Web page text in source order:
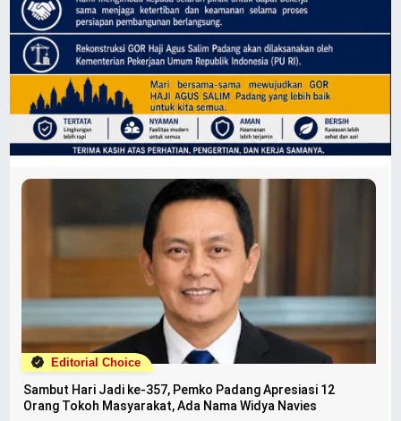
Editorial Choice
Sambut Hari Jadi ke-357, Pemko Padang Apresiasi 12
Orang Tokoh Masyarakat, Ada Nama Widya Navies